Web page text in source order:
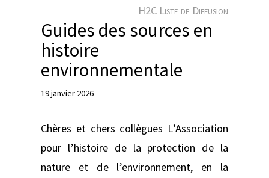
H2C Liste de Diffusion
Guides des sources en
histoire
environnementale
19 janvier 2026
Chères et chers collègues L’Association
pour l’histoire de la protection de la
nature et de l’environnement, en la